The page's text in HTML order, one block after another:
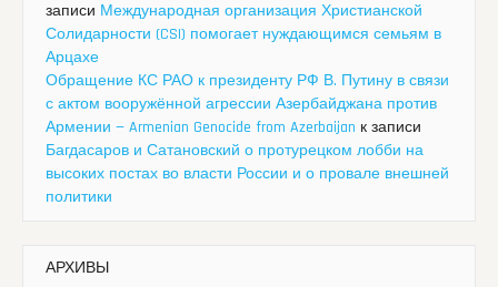
записи Международная организация Христианской
Солидарности (CSI) помогает нуждающимся семьям в
Арцахе
Обращение КС РАО к президенту РФ В. Путину в связи
с актом вооружённой агрессии Азербайджана против
Армении — Armenian Genocide from Azerbaijan к записи
Багдасаров и Сатановский о протурецком лобби на
высоких постах во власти России и о провале внешней
политики
АРХИВЫ